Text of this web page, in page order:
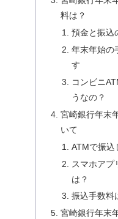
料は？
預金と振込
年末年始の
す
コンビニ
うなの？
宮崎銀行年末
いて
ATMで振込
スマホアプ
は？
振込手数料
宮崎銀行年末